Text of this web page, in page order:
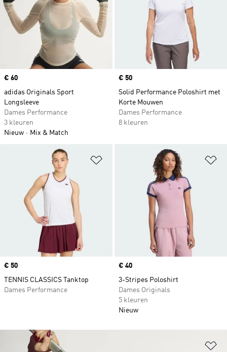
Price
€ 60
adidas Originals Sport
Longsleeve
Dames Performance
3 kleuren
Nieuw
Mix & Match
Price
€ 50
Solid Performance Poloshirt met
Korte Mouwen
Dames Performance
8 kleuren
Op verlanglijst zetten
Price
€ 50
TENNIS CLASSICS Tanktop
Dames Performance
Price
€ 40
3-Stripes Poloshirt
Dames Originals
5 kleuren
Nieuw